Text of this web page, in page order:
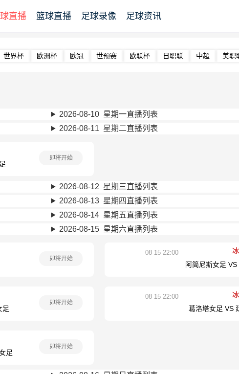
直播 篮球直播 足球录像 足球资讯
世界杯 欧洲杯 欧冠 世预赛 欧联杯 日职联 中超 美职
2026-08-10 星期一直播列表
2026-08-11 星期二直播列表
即将开始
2026-08-12 星期三直播列表
2026-08-13 星期四直播列表
2026-08-14 星期五直播列表
2026-08-15 星期六直播列表
即将开始
08-15 22:00
阿简尼斯女足
足
即将开始
08-15 22:00
葛洛塔女足 VS
足
即将开始